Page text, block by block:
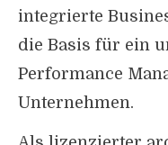
integrierte
die Basis für ein
Performance
Unternehmen.